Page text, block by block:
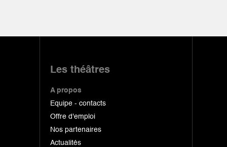
Les théâtres
A propos
Equipe - contacts
Offre d'emploi
Nos partenaires
Actualités